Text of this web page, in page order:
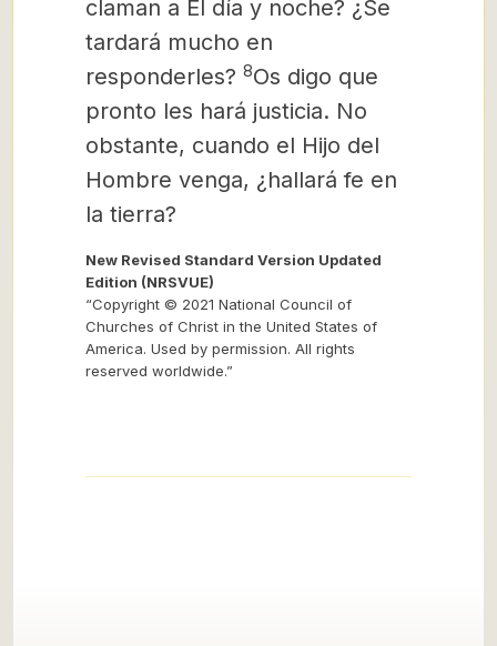
claman a Él día y noche? ¿Se
tardará mucho en
responderles? 8Os digo que
pronto les hará justicia. No
obstante, cuando el Hijo del
Hombre venga, ¿hallará fe en
la tierra?
New Revised Standard Version Updated
Edition (NRSVUE)
“Copyright © 2021 National Council of
Churches of Christ in the United States of
America. Used by permission. All rights
reserved worldwide.”